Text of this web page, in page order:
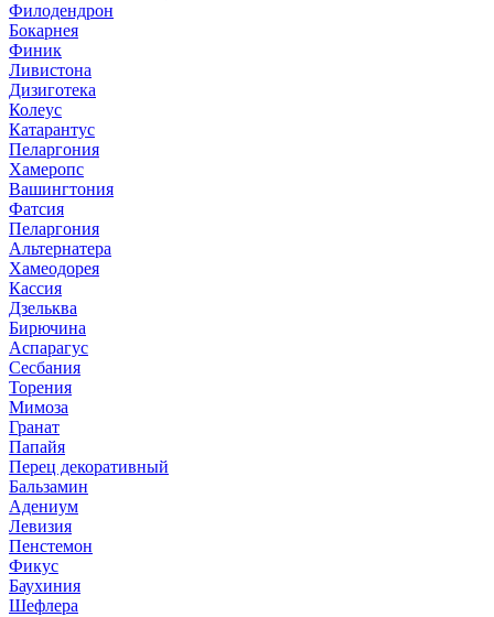
Филодендрон
Бокарнея
Финик
Ливистона
Дизиготека
Колеус
Катарантус
Пеларгония
Хамеропс
Вашингтония
Фатсия
Пеларгония
Альтернатера
Хамеодорея
Кассия
Дзельква
Бирючина
Аспарагус
Сесбания
Торения
Мимоза
Гранат
Папайя
Перец декоративный
Бальзамин
Адениум
Левизия
Пенстемон
Фикус
Баухиния
Шефлера